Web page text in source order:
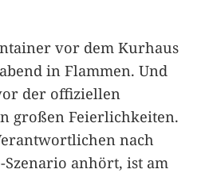
vor dem Kurhaus
in Flammen. Und
der offiziellen
großen Feierlichkeiten.
nach
Szenario anhört, ist am